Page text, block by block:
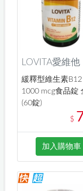
LOVITA愛維他
緩釋型維生素B12
1000 mcg食品錠
(60錠)
$
加入購物車